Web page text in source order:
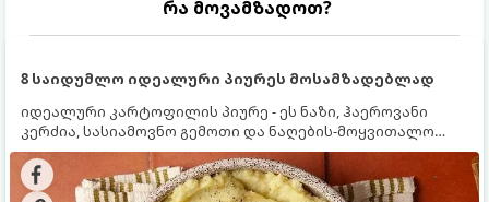
რა მოვამზადოთ?
8 საიდუმლო იდეალური პიურეს მოსამზადებლად
იდეალური კარტოფილის პიურე - ეს ნაზი, ჰაეროვანი
კერძია, სასიამოვნო გემოთი და ნაღების-მოყვითალო
ფერით. მისი მომზადება ძალიან მარტივია, მაგრამ
არსებობს რამდენიმე საიდუმლო, რომლებიც უნდა
იცოდეთ, რომ პიურე იდეალურად გემრიელი გამოვიდეს.